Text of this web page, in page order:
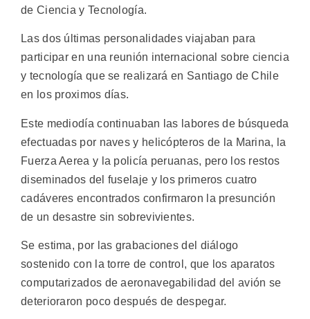
de Ciencia y Tecnología.
Las dos últimas personalidades viajaban para
participar en una reunión internacional sobre ciencia
y tecnología que se realizará en Santiago de Chile
en los proximos días.
Este mediodía continuaban las labores de búsqueda
efectuadas por naves y helicópteros de la Marina, la
Fuerza Aerea y la policía peruanas, pero los restos
diseminados del fuselaje y los primeros cuatro
cadáveres encontrados confirmaron la presunción
de un desastre sin sobrevivientes.
Se estima, por las grabaciones del diálogo
sostenido con la torre de control, que los aparatos
computarizados de aeronavegabilidad del avión se
deterioraron poco después de despegar.